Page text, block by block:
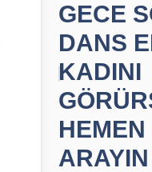
GECE
DANS
KADINI